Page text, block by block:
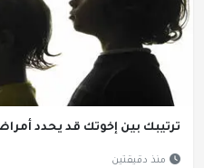
ترتيبك بين إخوتك قد يحدد
منذ دقيقتين